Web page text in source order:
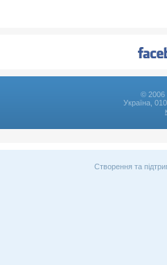
© 2006
Україна,
Створення та